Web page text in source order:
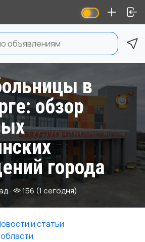
в
обзор
города
156 (1 сегодня)
и статьи